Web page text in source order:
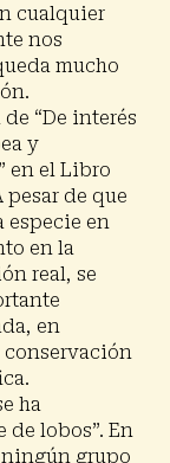
cualquier
nos
mucho
“De interés
y
en el Libro
pesar de que
especie en
en la
real, se
en
ha
lobos”. En
grupo